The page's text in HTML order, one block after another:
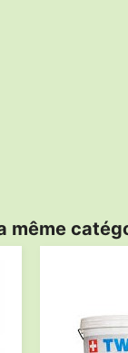
même